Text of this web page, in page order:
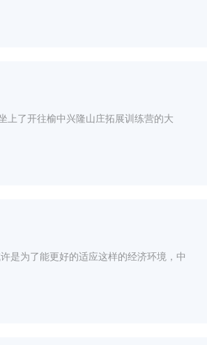
上了开往榆中兴隆山庄拓展训练营的大
是为了能更好的适应这样的经济环境，中